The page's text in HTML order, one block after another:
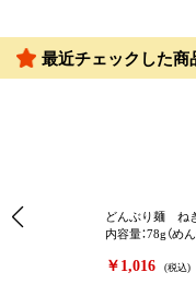
最近チェックした商
どんぶり麺 ね
内容量：78g（め
￥1,016 (税込)